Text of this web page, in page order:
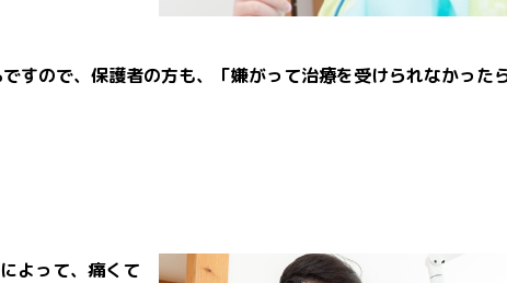
すので、保護者の方も、「嫌がって治療を受けられなかった
よって、痛くて